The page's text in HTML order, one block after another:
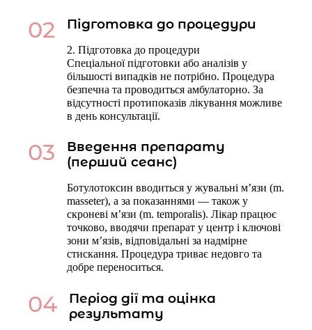
02 Підготовка до процедури
2. Підготовка до процедури
Спеціальної підготовки або аналізів у
більшості випадків не потрібно. Процедура
безпечна та проводиться амбулаторно. За
відсутності протипоказів лікування можливе
в день консультації.
03
Введення препарату
(перший сеанс)
Ботулотоксин вводиться у жувальні м’язи (m.
masseter), а за показаннями — також у
скроневі м’язи (m. temporalis). Лікар працює
точково, вводячи препарат у центр і ключові
зони м’язів, відповідальні за надмірне
стискання. Процедура триває недовго та
добре переноситься.
04
Період дії та оцінка
результату